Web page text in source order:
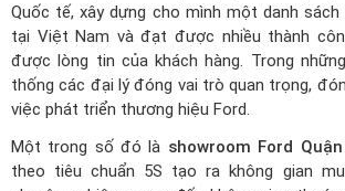
Quốc tế, xây dựng cho mình một danh
tại Việt Nam và đạt được nhiều thành
được lòng tin của khách hàng. Trong
thống các đại lý đóng vai trò quan trọng,
việc phát triển thương hiệu Ford.
Một trong số đó là showroom Ford
theo tiêu chuẩn 5S tạo ra không gian